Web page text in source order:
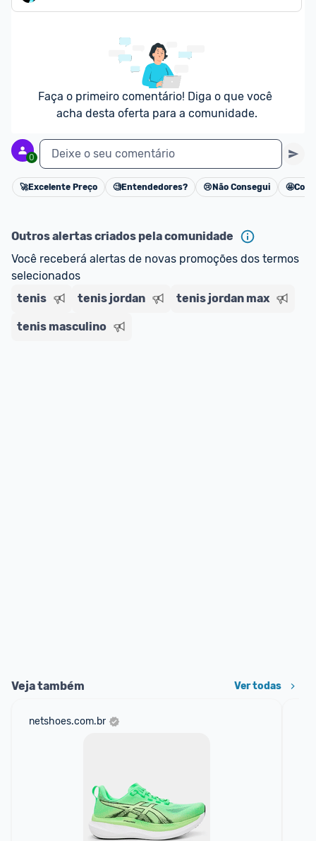
Faça o primeiro comentário! Diga o que você
acha desta oferta para a comunidade.
0 Deixe o seu comentário
Cancelar
🚀Excelente Preço 🧐Entendedores? 😢 Não Consegui 🤩
Outros alertas criados pela comunidade
Você receberá alertas de novas promoções dos termos
selecionados
tenis
tenis jordan tenis jordan max
tenis masculino
Veja também Ver todas
netshoes.com.br